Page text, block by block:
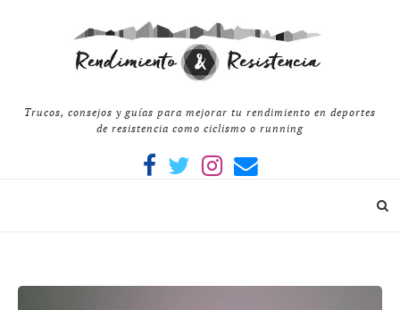
Trucos, consejos y guías para mejorar tu rendimiento en deportes
de resistencia como ciclismo o running